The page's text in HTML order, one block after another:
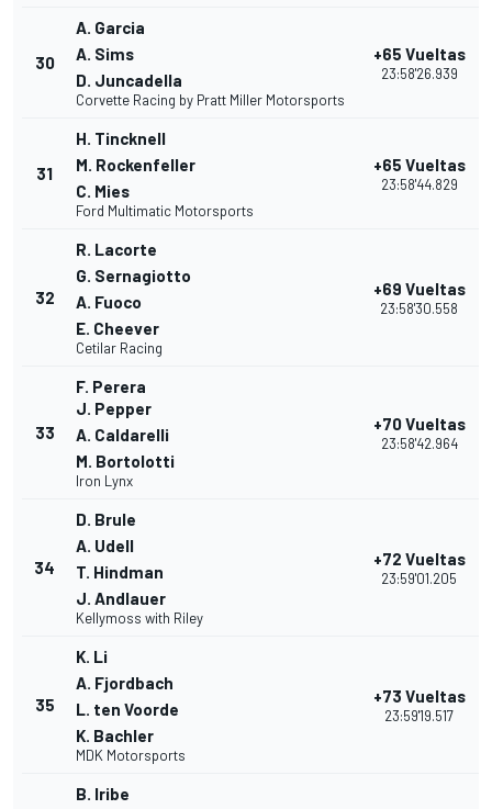
30
A. Garcia
A. Sims
D. Juncadella
Corvette Racing by Pratt Miller Motorsports
+65 Vueltas
23:58'26.939
31
H. Tincknell
M. Rockenfeller
C. Mies
Ford Multimatic Motorsports
+65 Vueltas
23:58'44.829
32
R. Lacorte
G. Sernagiotto
A. Fuoco
E. Cheever
Cetilar Racing
+69 Vueltas
23:58'30.558
33
F. Perera
J. Pepper
A. Caldarelli
M. Bortolotti
Iron Lynx
+70 Vueltas
23:58'42.964
34
D. Brule
A. Udell
T. Hindman
J. Andlauer
Kellymoss with Riley
+72 Vueltas
23:59'01.205
35
K. Li
A. Fjordbach
L. ten Voorde
K. Bachler
MDK Motorsports
+73 Vueltas
23:59'19.517
B. Iribe